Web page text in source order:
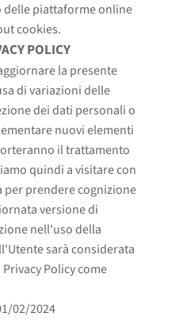
piattaforme online
cookies.
POLICY
la presente
di variazioni delle
dei dati personali o
nuovi elementi
il trattamento
quindi a visitare con
per prendere cognizione
versione di
nell'uso della
sarà considerata
Policy come
02/2024